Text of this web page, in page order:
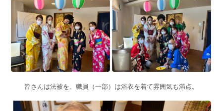
皆さんは法被を。職員（一部）は浴衣を着て雰囲気も満点。